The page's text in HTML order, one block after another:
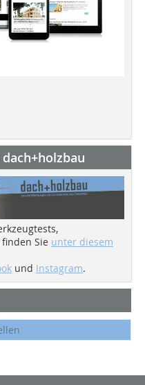
Sie unter diesem
und Instagram.